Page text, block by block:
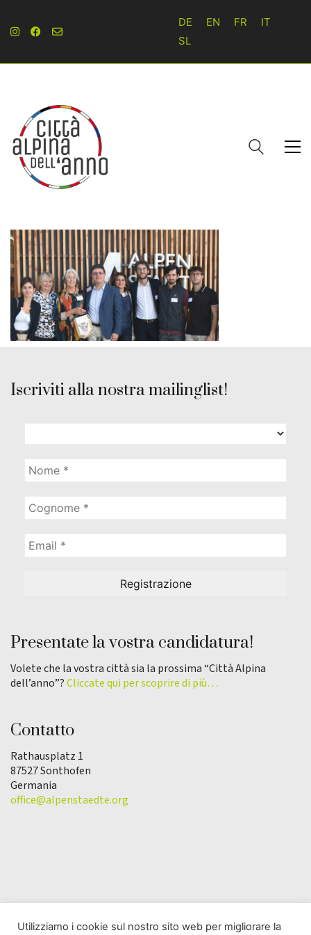
DE EN FR
IT
SL
Iscriviti alla nostra mailinglist!
Presentate la vostra candidatura!
Volete che la vostra città sia la prossima “Città Alpina
dell’anno”?Cliccate qui per scoprire di più…
Contatto
Rathausplatz 1
87527 Sonthofen
Germania
office@alpenstaedte.org
Utilizziamo i cookie sul nostro sito web per migliorare la